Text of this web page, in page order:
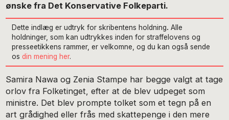
ønske fra Det Konservative Folkeparti.
Dette indlæg er udtryk for skribentens holdning. Alle
holdninger, som kan udtrykkes inden for straffelovens og
presseetikkens rammer, er velkomne, og du kan også sende
osdin mening her.
Samira Nawa og Zenia Stampe har begge valgt at tage
orlov fra Folketinget, efter at de blev udpeget som
ministre. Det blev prompte tolket som et tegn på en
art grådighed eller frås med skattepenge i den mere